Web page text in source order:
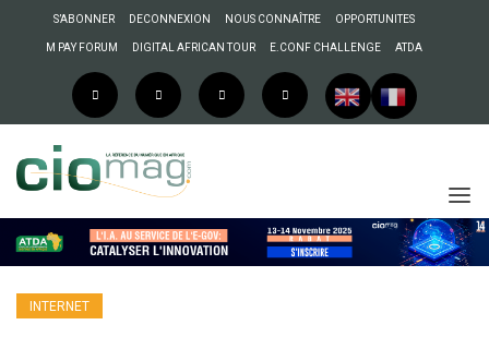
S’ABONNER DECONNEXION NOUS CONNAÎTRE OPPORTUNITES
M PAY FORUM DIGITAL AFRICAN TOUR E.CONF CHALLENGE ATDA
INTERNET